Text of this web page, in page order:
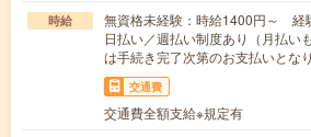
時給
無資格未経験：時給1400円～
日払い／週払い制度あり（月払い
は手続き完了次第のお支払いとなり
交通費
交通費全額支給※規定有